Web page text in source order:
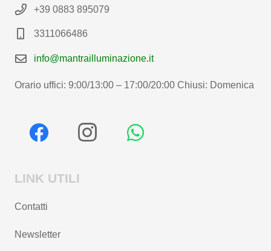
+39 0883 895079
3311066486
info@mantrailluminazione.it
Orario uffici: 9:00/13:00 – 17:00/20:00 Chiusi: Domenica
LINK UTILI
Contatti
Newsletter